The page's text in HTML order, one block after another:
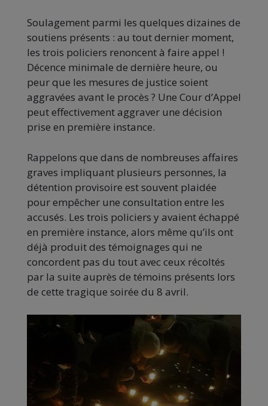
Soulagement parmi les quelques dizaines de
soutiens présents : au tout dernier moment,
les trois policiers renoncent à faire appel !
Décence minimale de dernière heure, ou
peur que les mesures de justice soient
aggravées avant le procès ? Une Cour d’Appel
peut effectivement aggraver une décision
prise en première instance.
Rappelons que dans de nombreuses affaires
graves impliquant plusieurs personnes, la
détention provisoire est souvent plaidée
pour empêcher une consultation entre les
accusés. Les trois policiers y avaient échappé
en première instance, alors même qu’ils ont
déjà produit des témoignages qui ne
concordent pas du tout avec ceux récoltés
par la suite auprès de témoins présents lors
de cette tragique soirée du 8 avril.